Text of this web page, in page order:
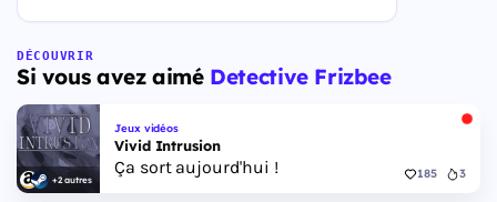
Floride, et sa ville Vice City. Il met en scène
pour la première fois un duo de protagonistes
première héroïne jouable d'un GTA principal.
DÉCOUVRIR
Si vous avez aimé Detective Frizbee
+2 autres
Jeux vidéos
Vivid Intrusion
Ça sort aujourd'hui ! 185 3